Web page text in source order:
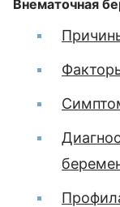
Внематочная